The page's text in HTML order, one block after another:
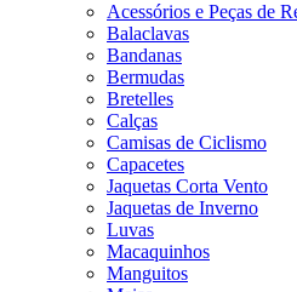
Acessórios e Peças de
Balaclavas
Bandanas
Bermudas
Bretelles
Calças
Camisas de Ciclismo
Capacetes
Jaquetas Corta Vento
Jaquetas de Inverno
Luvas
Macaquinhos
Manguitos